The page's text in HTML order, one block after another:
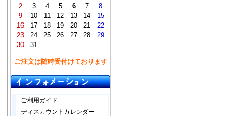
2
3 4 5 6 7
8
9
10 11 12 13 14
15
16
17 18 19 20 21
22
23
24 25 26 27 28
29
30
31
ご注文は随時受付けております
ご利用ガイド
ディスカウントカレンダー